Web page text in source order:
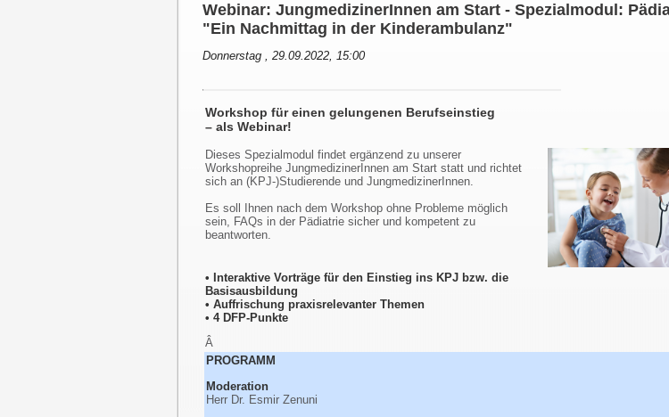
Webinar: JungmedizinerInnen am Start - Spezialmodul:
"Ein Nachmittag in der Kinderambulanz"
Donnerstag , 29.09.2022, 15:00
Workshop für einen gelungenen Berufseinstieg
– als Webinar!
Dieses Spezialmodul findet ergänzend zu unserer
Workshopreihe JungmedizinerInnen am Start statt und richtet
sich an (KPJ-)Studierende und JungmedizinerInnen.
Es soll Ihnen nach dem Workshop ohne Probleme möglich
sein, FAQs in der Pädiatrie sicher und kompetent zu
beantworten.
• Interaktive Vorträge für den Einstieg ins KPJ bzw. die
Basisausbildung
• Auffrischung praxisrelevanter Themen
• 4 DFP-Punkte
Â
PROGRAMM
Moderation
Herr Dr. Esmir Zenuni